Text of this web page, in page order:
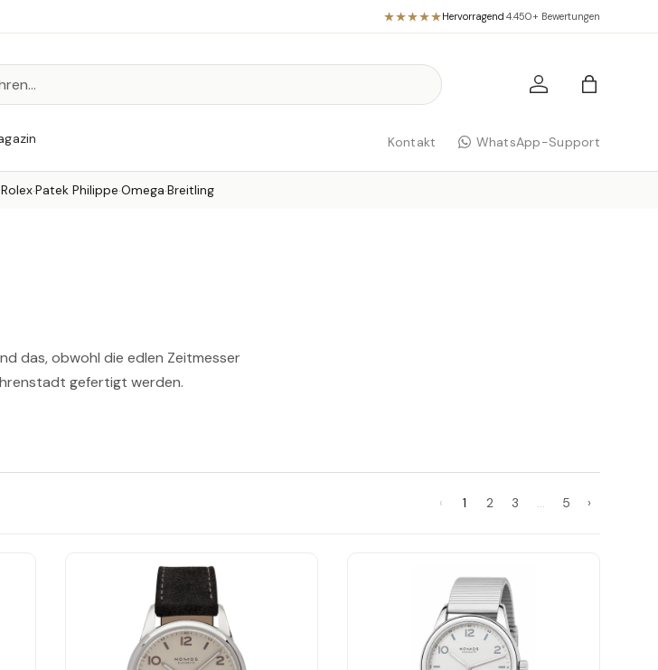
Hervorragend·4.450+ Bewertungen
Einloggen
Kontakt WhatsApp-Support
Rolex·Patek Philippe·Omega·Breitling
das, obwohl die edlen Zeitmesser
gefertigt werden.
‹ 1 2 3 … 5 ›